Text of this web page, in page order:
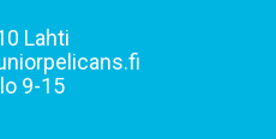
Lahti
9-15